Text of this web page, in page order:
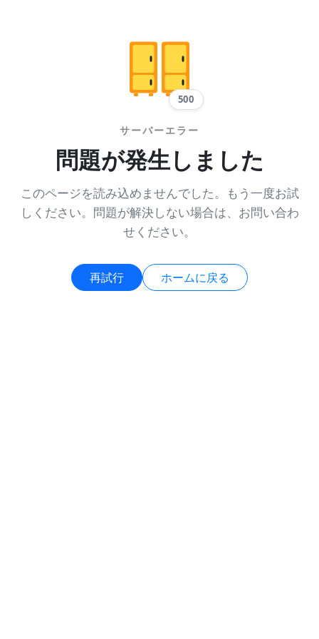
500
サーバーエラー
問題が発生しました
このページを読み込めませんでした。もう一度お試
しください。問題が解決しない場合は、お問い合わ
せください。
再試行 ホームに戻る